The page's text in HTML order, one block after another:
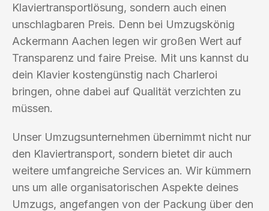
Klaviertransportlösung, sondern auch einen
unschlagbaren Preis. Denn bei Umzugskönig
Ackermann Aachen legen wir großen Wert auf
Transparenz und faire Preise. Mit uns kannst du
dein Klavier kostengünstig nach Charleroi
bringen, ohne dabei auf Qualität verzichten zu
müssen.
Unser Umzugsunternehmen übernimmt nicht nur
den Klaviertransport, sondern bietet dir auch
weitere umfangreiche Services an. Wir kümmern
uns um alle organisatorischen Aspekte deines
Umzugs, angefangen von der Packung über den